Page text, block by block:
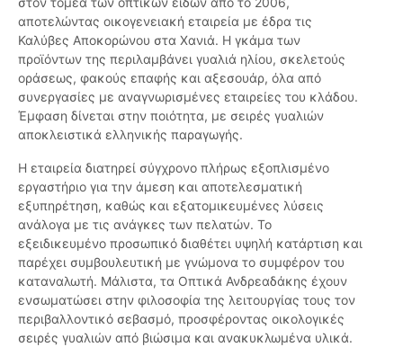
αποτελώντας οικογενειακή εταιρεία με έδρα τις
Καλύβες Αποκορώνου στα Χανιά. Η γκάμα των
προϊόντων της περιλαμβάνει γυαλιά ηλίου, σκελετούς
οράσεως, φακούς επαφής και αξεσουάρ, όλα από
συνεργασίες με αναγνωρισμένες εταιρείες του κλάδου.
Έμφαση δίνεται στην ποιότητα, με σειρές γυαλιών
αποκλειστικά ελληνικής παραγωγής.
Η εταιρεία διατηρεί σύγχρονο πλήρως εξοπλισμένο
εργαστήριο για την άμεση και αποτελεσματική
εξυπηρέτηση, καθώς και εξατομικευμένες λύσεις
ανάλογα με τις ανάγκες των πελατών. Το
εξειδικευμένο προσωπικό διαθέτει υψηλή κατάρτιση και
παρέχει συμβουλευτική με γνώμονα το συμφέρον του
καταναλωτή. Μάλιστα, τα Οπτικά Ανδρεαδάκης έχουν
ενσωματώσει στην φιλοσοφία της λειτουργίας τους τον
περιβαλλοντικό σεβασμό, προσφέροντας οικολογικές
σειρές γυαλιών από βιώσιμα και ανακυκλωμένα υλικά.